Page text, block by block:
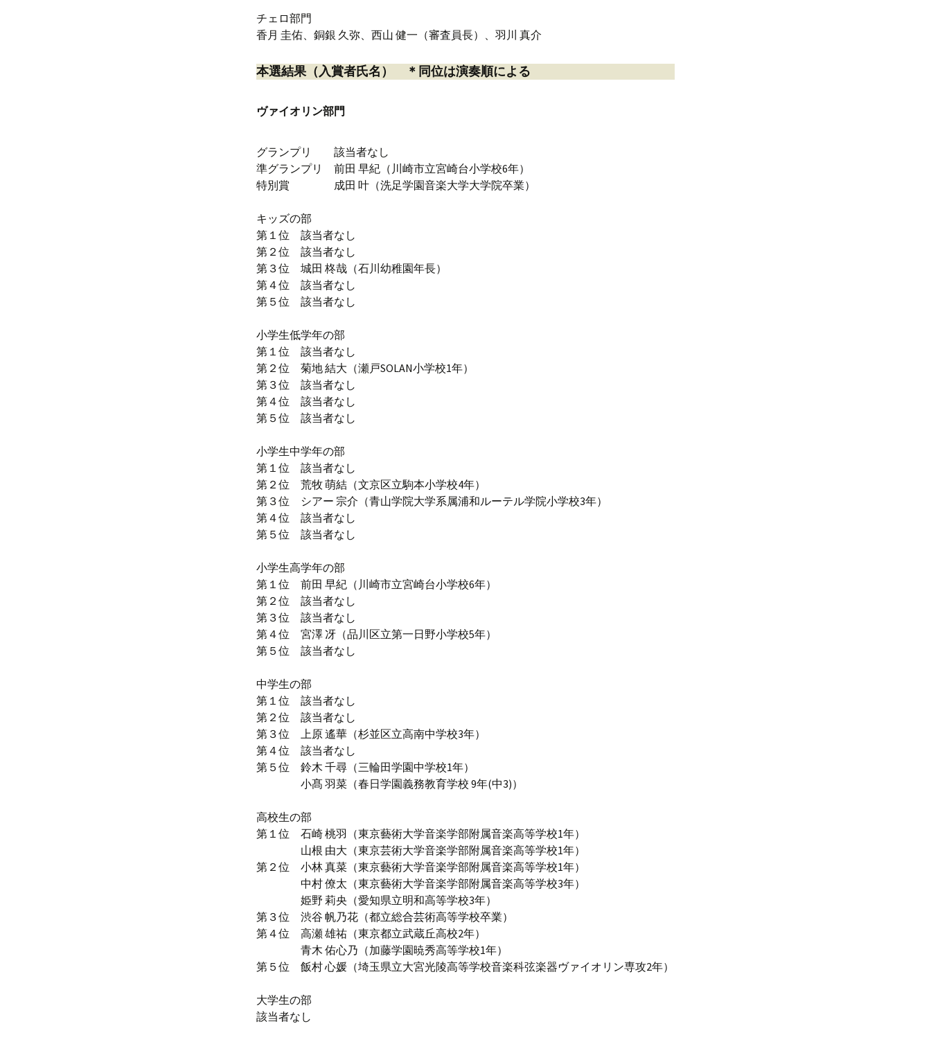
チェロ部門
香月 圭佑、銅銀 久弥、西山 健一（審査員長）、羽川 真介
本選結果（入賞者氏名） ＊同位は演奏順による
ヴァイオリン部門
グランプリ 該当者なし
準グランプリ 前田 早紀（川崎市立宮崎台小学校6年）
特別賞 成田 叶（洗足学園音楽大学大学院卒業）
キッズの部
第１位 該当者なし
第２位 該当者なし
第３位 城田 柊哉（石川幼稚園年長）
第４位 該当者なし
第５位 該当者なし
小学生低学年の部
第１位 該当者なし
第２位 菊地 結大（瀬戸SOLAN小学校1年）
第３位 該当者なし
第４位 該当者なし
第５位 該当者なし
小学生中学年の部
第１位 該当者なし
第２位 荒牧 萌結（文京区立駒本小学校4年）
第３位 シアー 宗介（青山学院大学系属浦和ルーテル学院小学校3年）
第４位 該当者なし
第５位 該当者なし
小学生高学年の部
第１位 前田 早紀（川崎市立宮崎台小学校6年）
第２位 該当者なし
第３位 該当者なし
第４位 宮澤 冴（品川区立第一日野小学校5年）
第５位 該当者なし
中学生の部
第１位 該当者なし
第２位 該当者なし
第３位 上原 遙華（杉並区立高南中学校3年）
第４位 該当者なし
第５位 鈴木 千尋（三輪田学園中学校1年）
小髙 羽菜（春日学園義務教育学校 9年(中3)）
高校生の部
第１位 石崎 桃羽（東京藝術大学音楽学部附属音楽高等学校1年）
山根 由大（東京芸術大学音楽学部附属音楽高等学校1年）
第２位 小林 真菜（東京藝術大学音楽学部附属音楽高等学校1年）
中村 僚太（東京藝術大学音楽学部附属音楽高等学校3年）
姫野 莉央（愛知県立明和高等学校3年）
第３位 渋谷 帆乃花（都立総合芸術高等学校卒業）
第４位 高瀬 雄祐（東京都立武蔵丘高校2年）
青木 佑心乃（加藤学園暁秀高等学校1年）
第５位 飯村 心媛（埼玉県立大宮光陵高等学校音楽科弦楽器ヴァイオリン専攻2年）
大学生の部
該当者なし